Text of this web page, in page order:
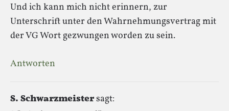
Und ich kann mich nicht erinnern, zur
Unterschrift unter den Wahrnehmungsvertrag mit
der VG Wort gezwungen worden zu sein.
Antworten
S. Schwarzmeistersagt: